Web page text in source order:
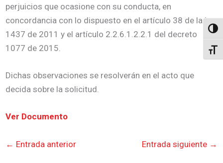
perjuicios que ocasione con su conducta, en
concordancia con lo dispuesto en el artículo 38 de la ley
1437 de 2011 y el artículo 2.2.6.1.2.2.1 del decreto
1077 de 2015.
Dichas observaciones se resolverán en el acto que
decida sobre la solicitud.
Ver Documento
← Entrada anterior Entrada siguiente →